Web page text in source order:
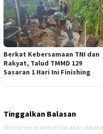
Berkat Kebersamaan TNI dan
Rakyat, Talud TMMD 129
Sasaran 1 Hari Ini Finishing
Tinggalkan Balasan
Alamat email Anda tidak akan